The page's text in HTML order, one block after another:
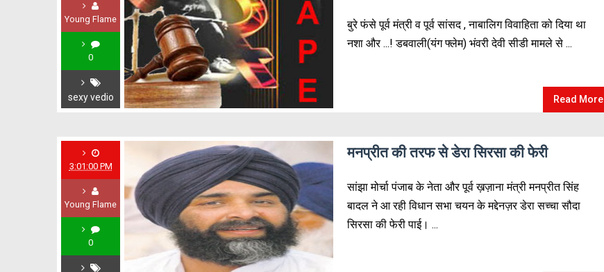
Young Flame
0
sexy vedio
बुरे फंसे पूर्व मंत्री व पूर्व सांसद , नाबालिग विवाहिता को दिया था
नशा और ...! डबवाली(यंग फ्लेम) भंवरी देवी सीडी मामले से ...
Read More
3:01:00 PM
Young Flame
0
मनप्रीत की तरफ से डेरा सिरसा की फेरी
सांझा मोर्चा पंजाब के नेता और पूर्व ख़ज़ाना मंत्री मनप्रीत सिंह
बादल ने आ रही विधान सभा चयन के मद्देनज़र डेरा सच्चा सौदा
सिरसा की फेरी पाई। ...